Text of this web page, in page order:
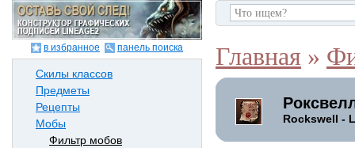
в избранное панель поиска
Скилы классов
Предметы
Рецепты
Мобы
Фильтр мобов
Главная »
Rockswell -